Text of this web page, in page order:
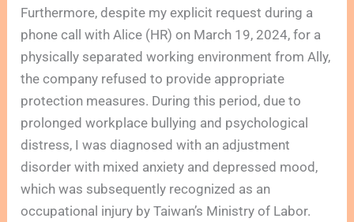
Furthermore, despite my explicit request during a
phone call with Alice (HR) on March 19, 2024, for a
physically separated working environment from Ally,
the company refused to provide appropriate
protection measures. During this period, due to
prolonged workplace bullying and psychological
distress, I was diagnosed with an adjustment
disorder with mixed anxiety and depressed mood,
which was subsequently recognized as an
occupational injury by Taiwan’s Ministry of Labor.